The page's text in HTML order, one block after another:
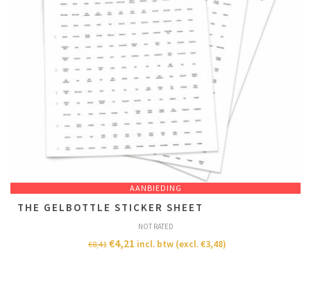
AANBIEDING
THE GELBOTTLE STICKER SHEET
NOT RATED
€8,41 €4,21 incl. btw (excl.€3,48)